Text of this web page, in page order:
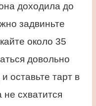
доходила до
задвиньте
около 35
довольно
оставьте тарт в
не схватится